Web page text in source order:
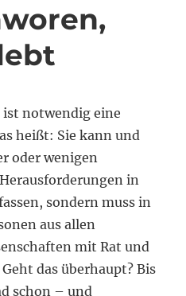
notwendig eine
heißt: Sie kann und
oder wenigen
in
sondern muss in
aus allen
mit Rat und
das überhaupt? Bis
schon – und